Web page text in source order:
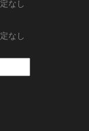
なし
なし